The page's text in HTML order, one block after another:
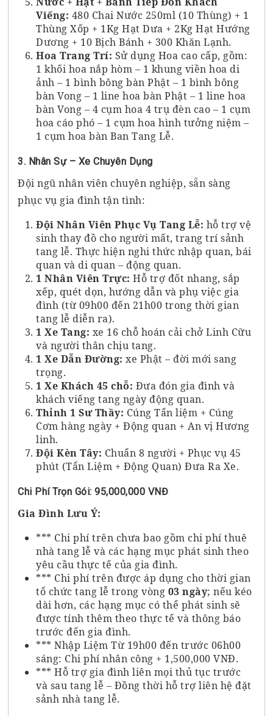
Viếng: 480 Chai Nước 250ml (10 Thùng) + 1
Thùng Xốp + 1Kg Hạt Dưa + 2Kg Hạt Hướng
Dương + 10 Bịch Bánh + 300 Khăn Lạnh.
Hoa Trang Trí: Sử dụng Hoa cao cấp, gồm:
1 khối hoa nắp hòm – 1 khung viền hoa di
ảnh – 1 bình bông bàn Phật – 1 bình bông
bàn Vong – 1 line hoa bàn Phật – 1 line hoa
bàn Vong – 4 cụm hoa 4 trụ đèn cao – 1 cụm
hoa cáo phó – 1 cụm hoa hình tưởng niệm –
1 cụm hoa bàn Ban Tang Lễ.
3. Nhân Sự – Xe Chuyên Dụng
Đội ngũ nhân viên chuyên nghiệp, sẵn sàng
phục vụ gia đình tận tình:
Đội Nhân Viên Phục Vụ Tang Lễ: hỗ trợ vệ
sinh thay đồ cho người mất, trang trí sảnh
tang lễ. Thực hiện nghi thức nhập quan, bái
quan và di quan – động quan.
1 Nhân Viên Trực: Hỗ trợ đốt nhang, sắp
xếp, quét dọn, hướng dẫn và phụ việc gia
đình (từ 09h00 đến 21h00 trong thời gian
tang lễ diễn ra).
1 Xe Tang: xe 16 chỗ hoán cải chở Linh Cữu
và người thân chịu tang.
1 Xe Dẫn Đường: xe Phật – đời mới sang
trọng.
1 Xe Khách 45 chỗ: Đưa đón gia đình và
khách viếng tang ngày động quan.
Thỉnh 1 Sư Thầy: Cúng Tẩn liệm + Cúng
Cơm hàng ngày + Động quan + An vị Hương
linh.
Đội Kèn Tây: Chuẩn 8 người + Phục vụ 45
phút (Tẩn Liệm + Động Quan) Đưa Ra Xe.
Chi Phí Trọn Gói: 95,000,000 VNĐ
Gia Đình Lưu Ý:
*** Chi phí trên chưa bao gồm chi phí thuê
nhà tang lễ và các hạng mục phát sinh theo
yêu cầu thực tế của gia đình.
*** Chi phí trên được áp dụng cho thời gian
tổ chức tang lễ trong vòng 03 ngày; nếu kéo
dài hơn, các hạng mục có thể phát sinh sẽ
được tính thêm theo thực tế và thông báo
trước đến gia đình.
*** Nhập Liệm Từ 19h00 đến trước 06h00
sáng: Chi phí nhân công + 1,500,000 VNĐ.
*** Hỗ trợ gia đình liên mọi thủ tục trước
và sau tang lễ – Đồng thời hỗ trợ liên hệ đặt
sảnh nhà tang lễ.